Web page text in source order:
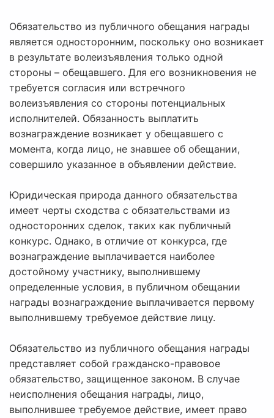
Обязательство из публичного обещания награды
является односторонним, поскольку оно возникает
в результате волеизъявления только одной
стороны – обещавшего. Для его возникновения не
требуется согласия или встречного
волеизъявления со стороны потенциальных
исполнителей. Обязанность выплатить
вознаграждение возникает у обещавшего с
момента, когда лицо, не знавшее об обещании,
совершило указанное в объявлении действие.
Юридическая природа данного обязательства
имеет черты сходства с обязательствами из
односторонних сделок, таких как публичный
конкурс. Однако, в отличие от конкурса, где
вознаграждение выплачивается наиболее
достойному участнику, выполнившему
определенные условия, в публичном обещании
награды вознаграждение выплачивается первому
выполнившему требуемое действие лицу.
Обязательство из публичного обещания награды
представляет собой гражданско-правовое
обязательство, защищенное законом. В случае
неисполнения обещания награды, лицо,
выполнившее требуемое действие, имеет право